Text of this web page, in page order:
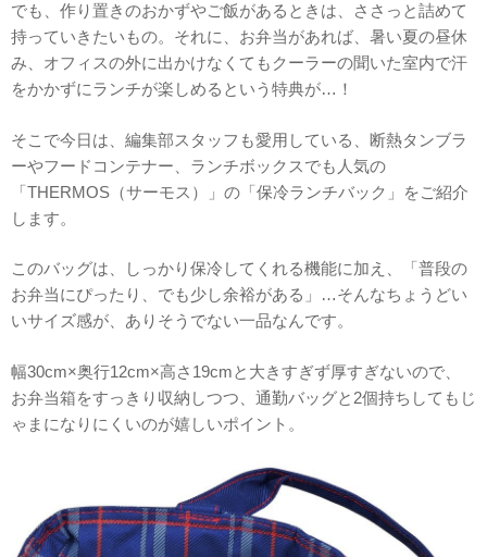
でも、作り置きのおかずやご飯があるときは、ささっと詰めて
持っていきたいもの。それに、お弁当があれば、暑い夏の昼休
み、オフィスの外に出かけなくてもクーラーの聞いた室内で汗
をかかずにランチが楽しめるという特典が…！
そこで今日は、編集部スタッフも愛用している、断熱タンブラ
ーやフードコンテナー、ランチボックスでも人気の
「THERMOS（サーモス）」の「保冷ランチバック」をご紹介
します。
このバッグは、しっかり保冷してくれる機能に加え、「普段の
お弁当にぴったり、でも少し余裕がある」…そんなちょうどい
いサイズ感が、ありそうでない一品なんです。
幅30cm×奥行12cm×高さ19cmと大きすぎず厚すぎないので、
お弁当箱をすっきり収納しつつ、通勤バッグと2個持ちしてもじ
ゃまになりにくいのが嬉しいポイント。